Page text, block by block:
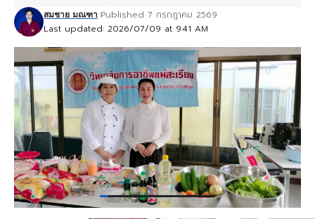
Last updated: 2026/07/09 at 9:41 AM
สมชาย มณฑา Published 7 กรกฎาคม 2569